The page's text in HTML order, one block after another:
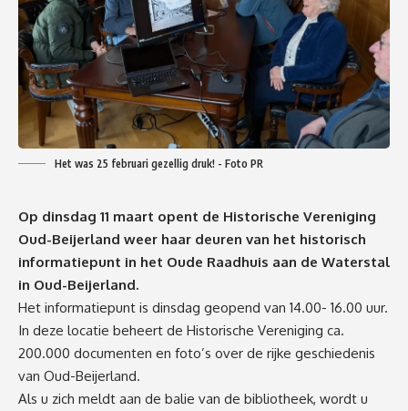
Het was 25 februari gezellig druk! - Foto PR
Op dinsdag 11 maart opent de Historische Vereniging
Oud-Beijerland weer haar deuren van het historisch
informatiepunt in het Oude Raadhuis aan de Waterstal
in Oud-Beijerland.
Het informatiepunt is dinsdag geopend van 14.00- 16.00 uur.
In deze locatie beheert de Historische Vereniging ca.
200.000 documenten en foto’s over de rijke geschiedenis
van Oud-Beijerland.
Als u zich meldt aan de balie van de bibliotheek, wordt u